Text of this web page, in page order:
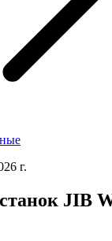
г.
JIB